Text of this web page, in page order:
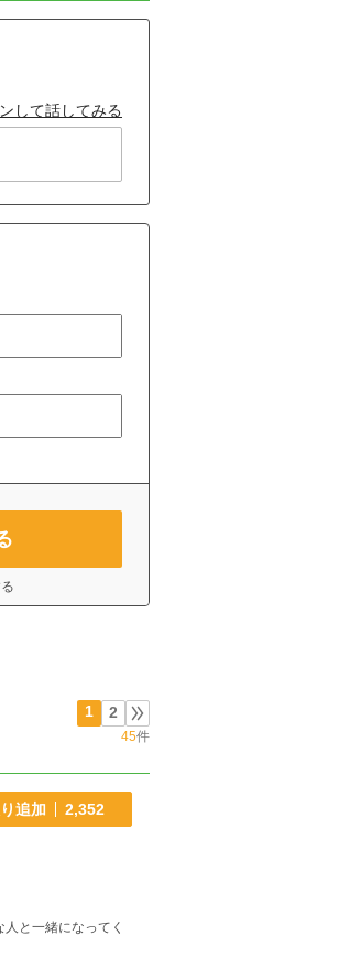
して話してみる
1 2
45件
追加 2,352
と一緒になってく